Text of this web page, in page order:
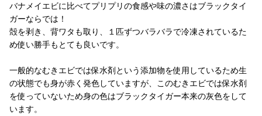
バナメイエビに比べてプリプリの食感や味の濃さはブラックタイ
ガーならでは！
殻を剥き、背ワタも取り、１匹ずつバラバラで冷凍されているた
め使い勝手もとても良いです。
一般的なむきエビでは保水剤という添加物を使用しているため生
の状態でも身が赤く発色していますが、このむきエビでは保水剤
を使っていないため身の色はブラックタイガー本来の灰色をして
います。